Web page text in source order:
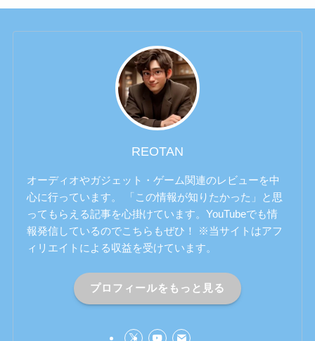
REOTAN
オーディオやガジェット・ゲーム関連のレビューを中
心に行っています。 「この情報が知りたかった」と思
ってもらえる記事を心掛けています。YouTubeでも情
報発信しているのでこちらもぜひ！ ※当サイトはアフ
ィリエイトによる収益を受けています。
プロフィールをもっと見る